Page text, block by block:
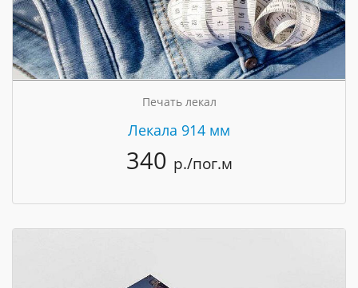
Печать лекал
Лекала 914 мм
340 р./пог.м